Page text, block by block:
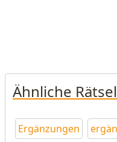
Ähnliche
Ergänzungen